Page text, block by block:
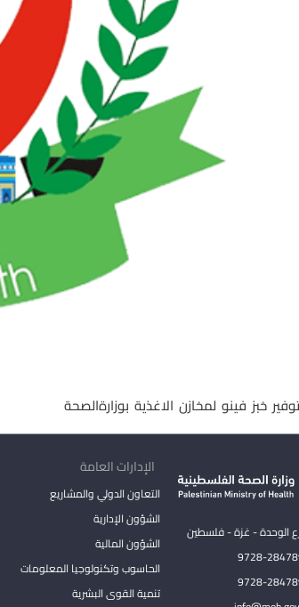
توفير خبز فينو لمخازن الاغذية بوزارةالصحة
الوحدة - غزة - فلسطين
الإدارات العامة
التعاون الدولي والمشاريع
الشؤون الإدارية
الشؤون المالية
الحاسوب وتكنولوجيا المعلومات
تنمية القوى البشرية